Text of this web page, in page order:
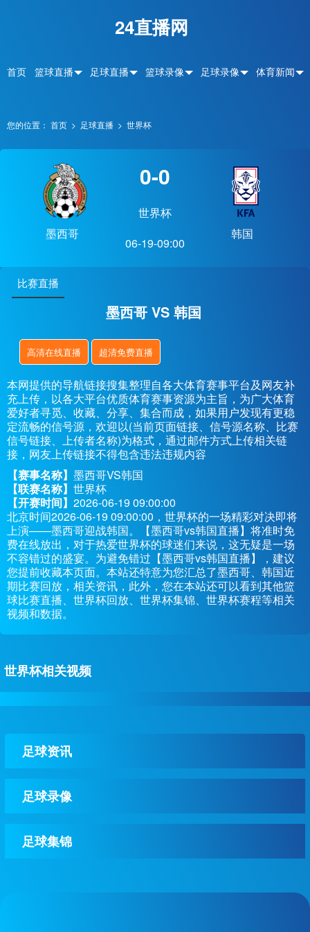
24直播网
首页 篮球直播 足球直播 篮球录像 足球录像 体育新闻
您的位置： 首页 > 足球直播 > 世界杯
墨西哥
0-0
世界杯
06-19-09:00
韩国
比赛直播
墨西哥 VS 韩国
高清在线直播 超清免费直播
本网提供的导航链接搜集整理自各大体育赛事平台及网友补
充上传，以各大平台优质体育赛事资源为主旨，为广大体育
爱好者寻觅、收藏、分享、集合而成，如果用户发现有更稳
定流畅的信号源，欢迎以(当前页面链接、信号源名称、比赛
信号链接、上传者名称)为格式，通过邮件方式上传相关链
接，网友上传链接不得包含违法违规内容
【赛事名称】 墨西哥VS韩国
【联赛名称】 世界杯
【开赛时间】 2026-06-19 09:00:00
北京时间2026-06-19 09:00:00，世界杯的一场精彩对决即将
上演——墨西哥迎战韩国。【墨西哥vs韩国直播】将准时免
费在线放出，对于热爱世界杯的球迷们来说，这无疑是一场
不容错过的盛宴。为避免错过【墨西哥vs韩国直播】，建议
您提前收藏本页面。本站还特意为您汇总了墨西哥、韩国近
期比赛回放，相关资讯，此外，您在本站还可以看到其他篮
球比赛直播、世界杯回放、世界杯集锦、世界杯赛程等相关
视频和数据。
世界杯相关视频
足球资讯
足球录像
足球集锦